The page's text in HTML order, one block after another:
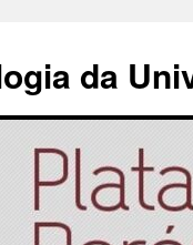
da